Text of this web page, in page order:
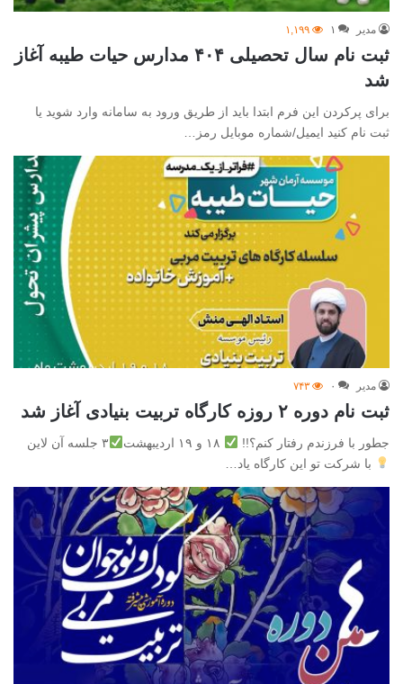
مدیر ۱ ۱,۱۹۹
ثبت نام سال تحصیلی ۴۰۴ مدارس حیات طیبه آغاز
شد
برای پرکردن این فرم ابتدا باید از طریق ورود به سامانه وارد شوید یا
ثبت نام کنید ایمیل/شماره موبایل رمز…
مدیر ۰ ۷۴۳
ثبت نام دوره ۲ روزه کارگاه تربیت بنیادی آغاز شد
جطور با فرزندم رفتار کنم؟!!
۳ جلسه آن لاین
با شرکت تو این کارگاه یاد…